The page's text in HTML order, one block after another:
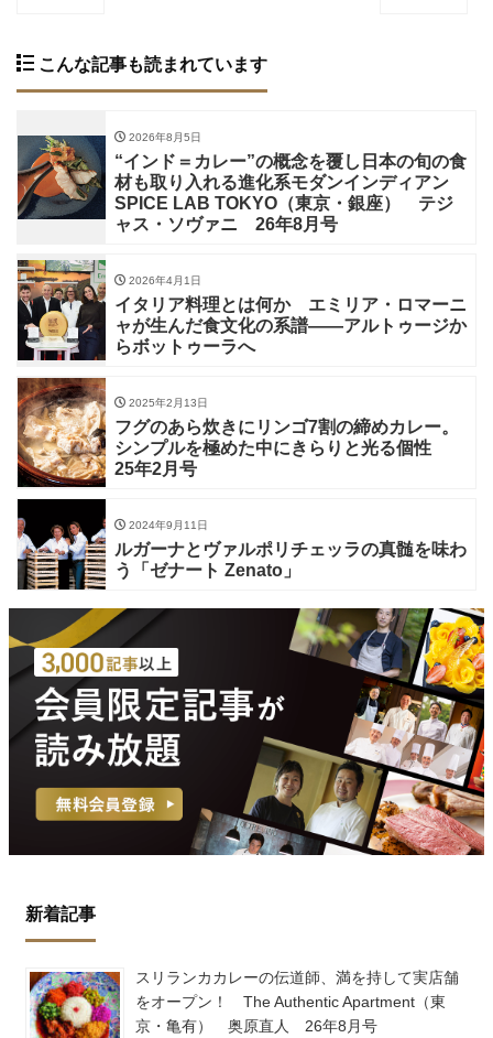
こんな記事も読まれています
2026年8月5日
“インド＝カレー”の概念を覆し日本の旬の食
材も取り入れる進化系モダンインディアン
SPICE LAB TOKYO（東京・銀座） テジ
ャス・ソヴァニ 26年8月号
2026年4月1日
イタリア料理とは何か エミリア・ロマーニ
ャが生んだ食文化の系譜——アルトゥージか
らボットゥーラへ
2025年2月13日
フグのあら炊きにリンゴ7割の締めカレー。
シンプルを極めた中にきらりと光る個性
25年2月号
2024年9月11日
ルガーナとヴァルポリチェッラの真髄を味わ
う「ゼナート Zenato」
新着記事
スリランカカレーの伝道師、満を持して実店舗
をオープン！ The Authentic Apartment（東
京・亀有） 奥原直人 26年8月号